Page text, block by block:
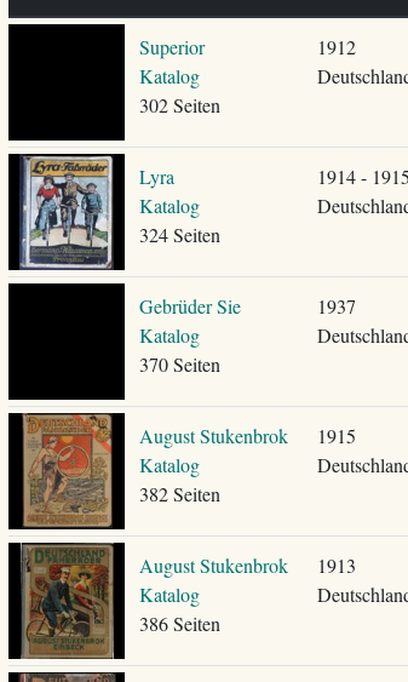
Superior
Katalog
302 Seiten
1912
Lyra
Katalog
324 Seiten
1914 - 1915
Gebrüder Sie
Katalog
370 Seiten
1937
August Stukenbrok
Katalog
382 Seiten
1915
August Stukenbrok
Katalog
386 Seiten
1913